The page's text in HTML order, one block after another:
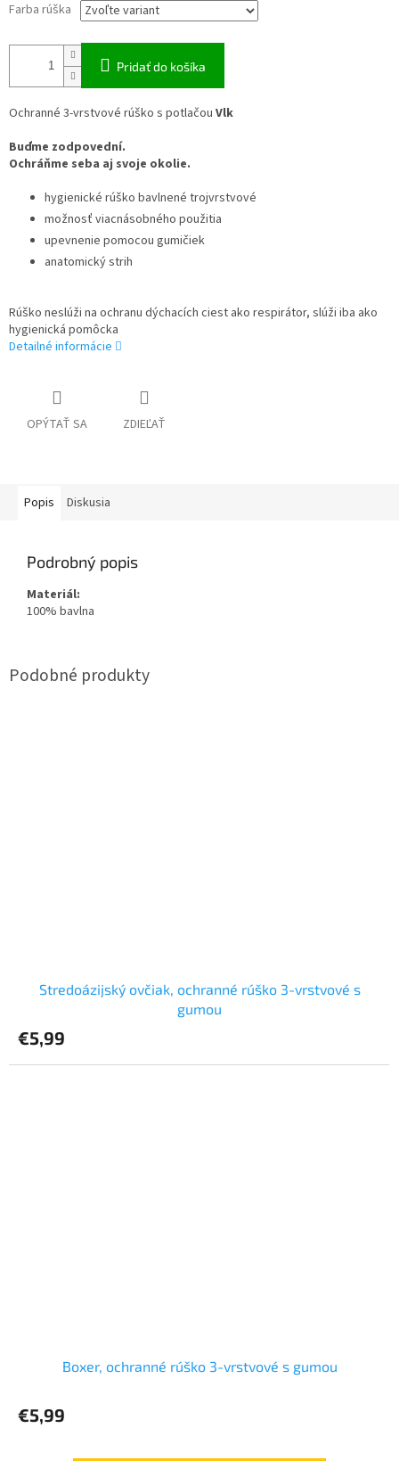
Farba rúška
Pridať do košíka
Ochranné 3-vrstvové rúško s potlačou Vlk
Buďme zodpovední.
Ochráňme seba aj svoje okolie.
hygienické rúško bavlnené trojvrstvové
možnosť viacnásobného použitia
upevnenie pomocou gumičiek
anatomický strih
Rúško neslúži na ochranu dýchacích ciest ako respirátor, slúži iba ako
hygienická pomôcka
Detailné informácie
OPÝTAŤ SA ZDIEĽAŤ
Popis Diskusia
Podrobný popis
Materiál:
100% bavlna
Stredoázijský ovčiak, ochranné rúško 3-vrstvové s
gumou
€5,99
Boxer, ochranné rúško 3-vrstvové s gumou
€5,99